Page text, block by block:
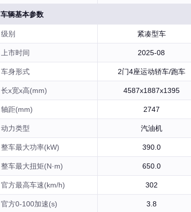
车辆基本参数
级别 紧凑型车
上市时间 2025-08
车身形式 2门4座运动轿车/跑车
长x宽x高(mm) 4587x1887x1395
轴距(mm) 2747
动力类型 汽油机
整车最大功率(kW) 390.0
整车最大扭矩(N·m) 650.0
官方最高车速(km/h) 302
官方0-100加速(s) 3.8